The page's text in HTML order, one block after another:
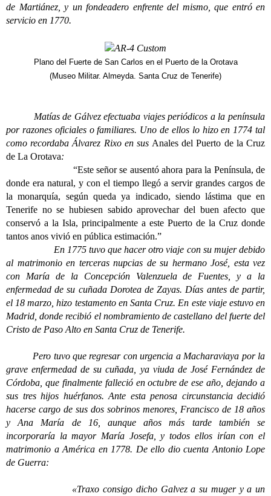
de Martiánez, y un fondeadero enfrente del mismo, que entró en
servicio en 1770.
Plano del Fuerte de San Carlos en el Puerto de la Orotava
(Museo Militar. Almeyda. Santa Cruz de Tenerife)
Matías de Gálvez efectuaba viajes periódicos a la península
por razones oficiales o familiares. Uno de ellos lo hizo en 1774 tal
como recordaba Álvarez Rixo en sus Anales del Puerto de la Cruz
de La Orotava:
“Este señor se ausentó ahora para la Península, de
donde era natural, y con el tiempo llegó a servir grandes cargos de
la monarquía, según queda ya indicado, siendo lástima que en
Tenerife no se hubiesen sabido aprovechar del buen afecto que
conservó a la Isla, principalmente a este Puerto de la Cruz donde
tantos anos vivió en pública estimación.”
En 1775 tuvo que hacer otro viaje con su mujer debido
al matrimonio en terceras nupcias de su hermano José, esta vez
con María de la Concepción Valenzuela de Fuentes, y a la
enfermedad de su cuñada Dorotea de Zayas. Días antes de partir,
el 18 marzo, hizo testamento en Santa Cruz. En este viaje estuvo en
Madrid, donde recibió el nombramiento de castellano del fuerte del
Cristo de Paso Alto en Santa Cruz de Tenerife.
Pero tuvo que regresar con urgencia a Macharaviaya por la
grave enfermedad de su cuñada, ya viuda de José Fernández de
Córdoba, que finalmente falleció en octubre de ese año, dejando a
sus tres hijos huérfanos. Ante esta penosa circunstancia decidió
hacerse cargo de sus dos sobrinos menores, Francisco de 18 años
y Ana María de 16, aunque años más tarde también se
incorporaría la mayor María Josefa, y todos ellos irían con el
matrimonio a América en 1778. De ello dio cuenta Antonio Lope
de Guerra:
«Traxo consigo dicho Galvez a su muger y a un